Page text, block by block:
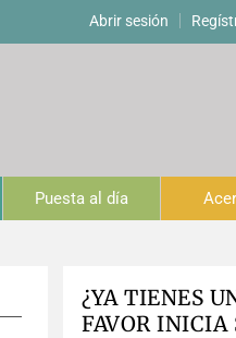
Abrir sesión
Puesta al día
¿YA TIENES
FAVOR INICIA